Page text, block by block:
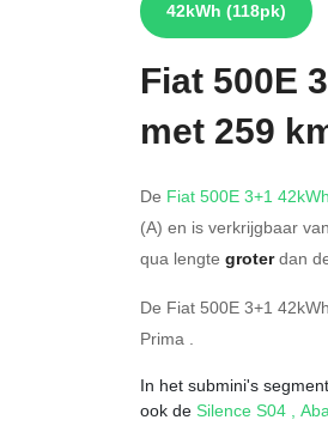
42kWh (118pk)
Fiat 500E
met 259
De Fiat 500E 3+1
(A) en is verkrijgbaar
qua lengte groterdan
De Fiat 500E 3+1
Prima .
In het submini's
ook de Silence S04 ,